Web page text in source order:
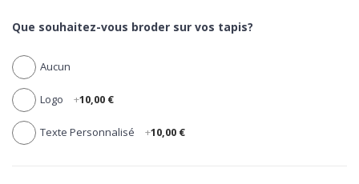
précision maximale.
sujette à l’usure, tous les tapis en moquette MTM One sont
réalisés en velours aiguilleté 100% polypropylène, élastique,
compacte et ultra-résistant.
Stabilité >Les tapis One ont
antidérapante. Des tapis fermes et robustes, jusqu’au dernier
Que souhaitez-vous broder sur vos tapis?
Aucun
Logo +10,00 €
Texte Personnalisé +10,00 €